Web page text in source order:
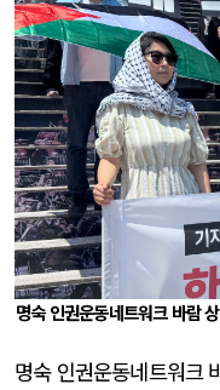
명숙 인권운동네트워크 바람
명숙 인권운동네트워크